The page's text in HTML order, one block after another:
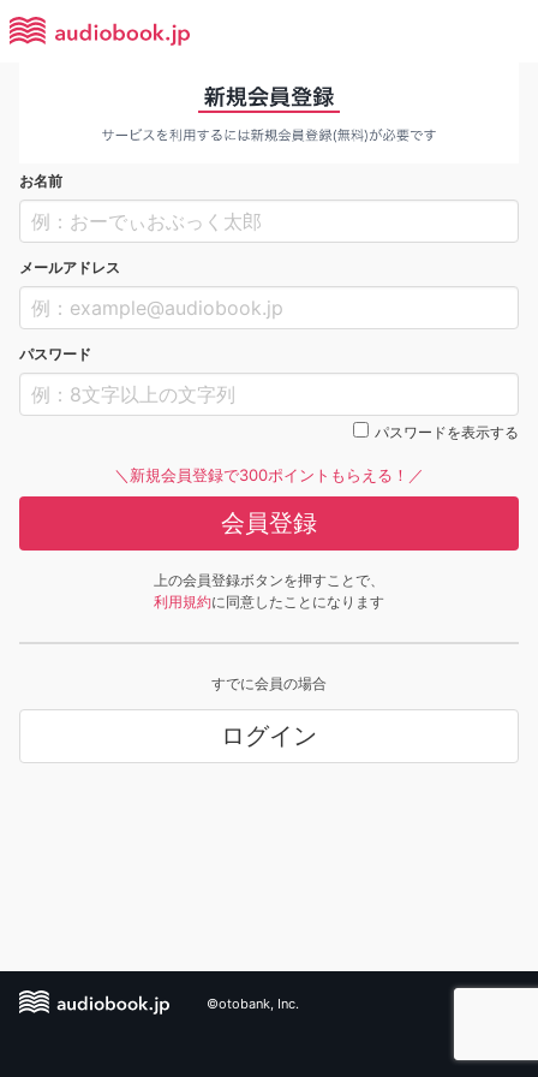
お名前
メールアドレス
パスワード
パスワードを表示する
＼新規会員登録で300ポイントもらえる！／
会員登録
上の会員登録ボタンを押すことで、
利用規約に同意したことになります
すでに会員の場合
ログイン
©otobank, Inc.